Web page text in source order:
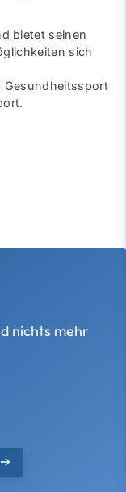
bietet seinen
sich
Gesundheitssport
nichts mehr